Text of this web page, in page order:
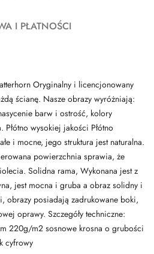
I PŁATNOŚCI
Oryginalny i licencjonowany
ścianę. Nasze obrazy wyróżniają:
barw i ostrość, kolory
Płótno wysokiej jakości Płótno
i mocne, jego struktura jest naturalna.
powierzchnia sprawia, że
Solidna rama, Wykonana jest z
jest mocna i gruba a obraz solidny i
obrazy posiadają zadrukowane boki,
oprawy. Szczegóły techniczne:
220g/m2 sosnowe krosna o grubości
cyfrowy